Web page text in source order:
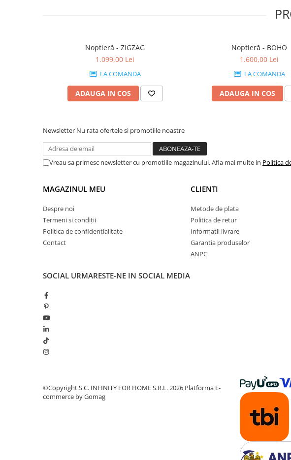
Noptieră - ZIGZAG
1.099,00 Lei
LA COMANDA
ADAUGA IN COS
Noptieră - BOHO
1.600,00 Lei
LA COMANDA
ADAUGA IN COS
Newsletter Nu rata ofertele si promotiile noastre
Vreau sa primesc newsletter cu promotiile magazinului. Afla mai multe in Politica
MAGAZINUL MEU
Despre noi
Termeni si condiții
Politica de confidentialitate
Contact
CLIENTI
Metode de plata
Politica de retur
Informatii livrare
Garantia produselor
ANPC
SOCIAL URMARESTE-NE IN SOCIAL MEDIA
©Copyright S.C. INFINITY FOR HOME S.R.L. 2026 Platforma E-
commerce by Gomag